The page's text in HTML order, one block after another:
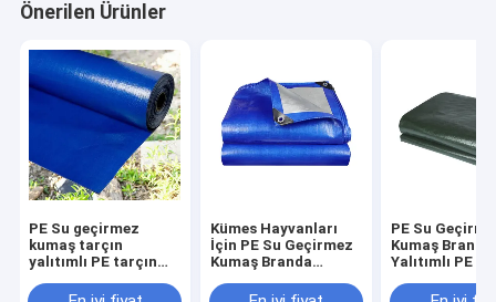
Önerilen Ürünler
PE Su geçirmez
kumaş tarçın
yalıtımlı PE tarçın
ağır iş gücü
Kümes Hayvanları
İçin PE Su Geçirmez
Kumaş Branda
Levha Uzun Hizmet
PE Su
Kumaş Branda
Yalıtımlı PE
Kümes